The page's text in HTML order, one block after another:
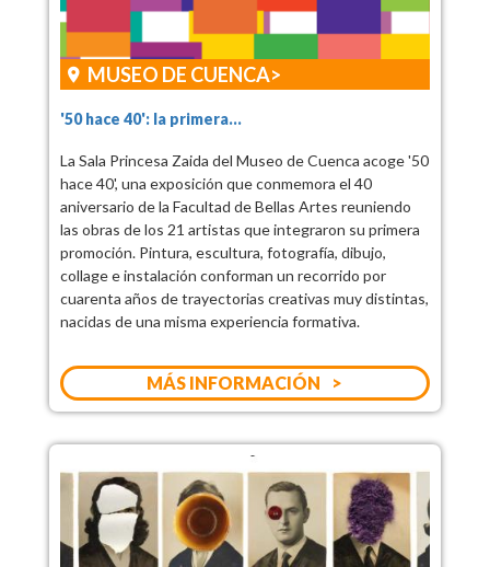
MUSEO DE CUENCA
'50 hace 40': la primera...
La Sala Princesa Zaida del Museo de Cuenca acoge '50
hace 40', una exposición que conmemora el 40
aniversario de la Facultad de Bellas Artes reuniendo
las obras de los 21 artistas que integraron su primera
promoción. Pintura, escultura, fotografía, dibujo,
collage e instalación conforman un recorrido por
cuarenta años de trayectorias creativas muy distintas,
nacidas de una misma experiencia formativa.
MÁS INFORMACIÓN